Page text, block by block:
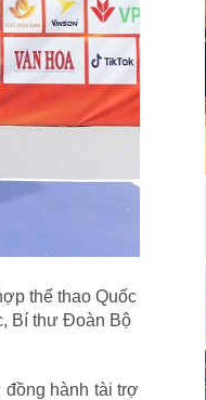
thể thao Quốc
Bí thư Đoàn Bộ
hành tài trợ